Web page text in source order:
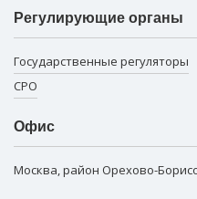
Регулирующие органы
Государственные регуляторы
СРО
Офис
Москва, район Орехово-